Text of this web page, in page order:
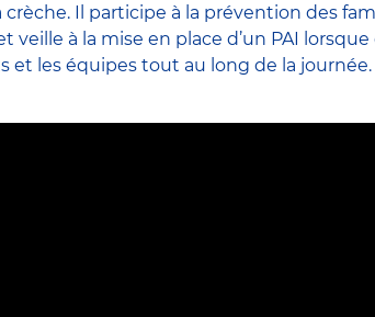
Il participe à la prévention des
à la mise en place d’un PAI
et les équipes tout au long de la